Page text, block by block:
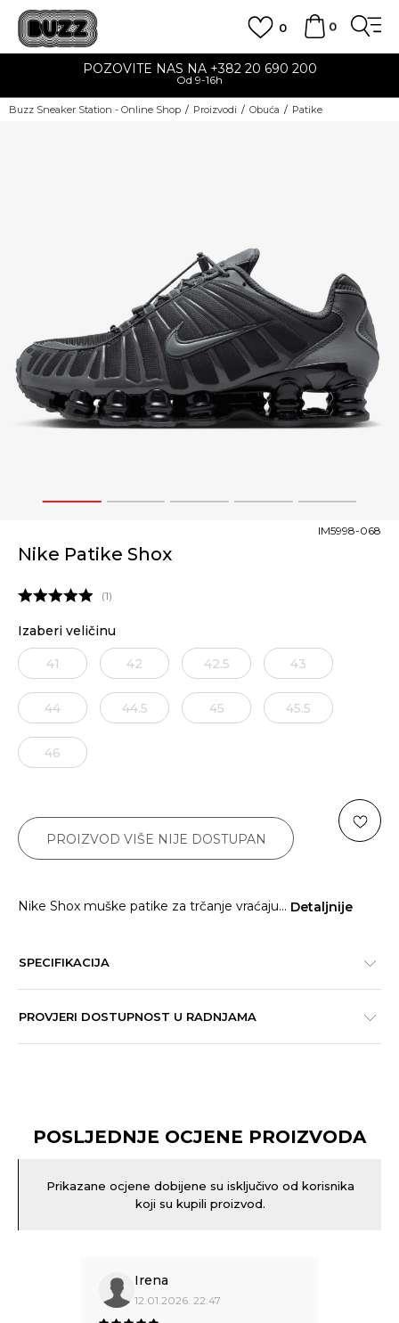
0
0
POZOVITE NAS NA +382 20 690 200
Od 9-16h
Buzz Sneaker Station - Online Shop Proizvodi Obuća Patike
1 2 3 4 5
Nike Patike Shox
IM5998-068
1
Izaberi veličinu
41 42 42.5 43
44 44.5 45 45.5
46
PROIZVOD VIŠE NIJE DOSTUPAN
Nike Shox muške patike za trčanje vraćaju... Detaljnije
SPECIFIKACIJA
PROVJERI DOSTUPNOST U RADNJAMA
POSLJEDNJE OCJENE PROIZVODA
Prikazane ocjene dobijene su isključivo od korisnika
koji su kupili proizvod.
Irena
12.01.2026. 22:47